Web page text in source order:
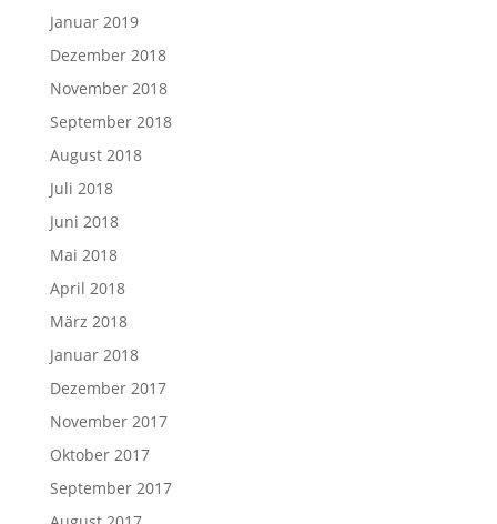
Januar 2019
Dezember 2018
November 2018
September 2018
August 2018
Juli 2018
Juni 2018
Mai 2018
April 2018
März 2018
Januar 2018
Dezember 2017
November 2017
Oktober 2017
September 2017